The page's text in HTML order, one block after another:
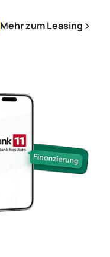
Mehr zum Leasing